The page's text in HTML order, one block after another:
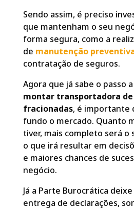
Sendo assim, é preciso
que mantenham o seu
forma segura, como a
de manutenção
contratação de seguros.
Agora que já sabe o passo
montar transportadora de
fracionadas, é importante
fundo o mercado. Quanto
tiver, mais completo será o
o que irá resultar em
e maiores chances de
negócio.
Já a Parte Burocrática
entrega de declarações,